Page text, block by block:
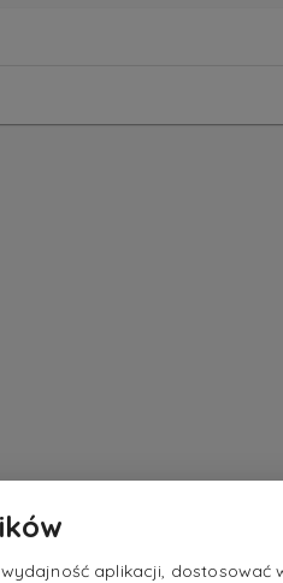
aplikacji, dostosować